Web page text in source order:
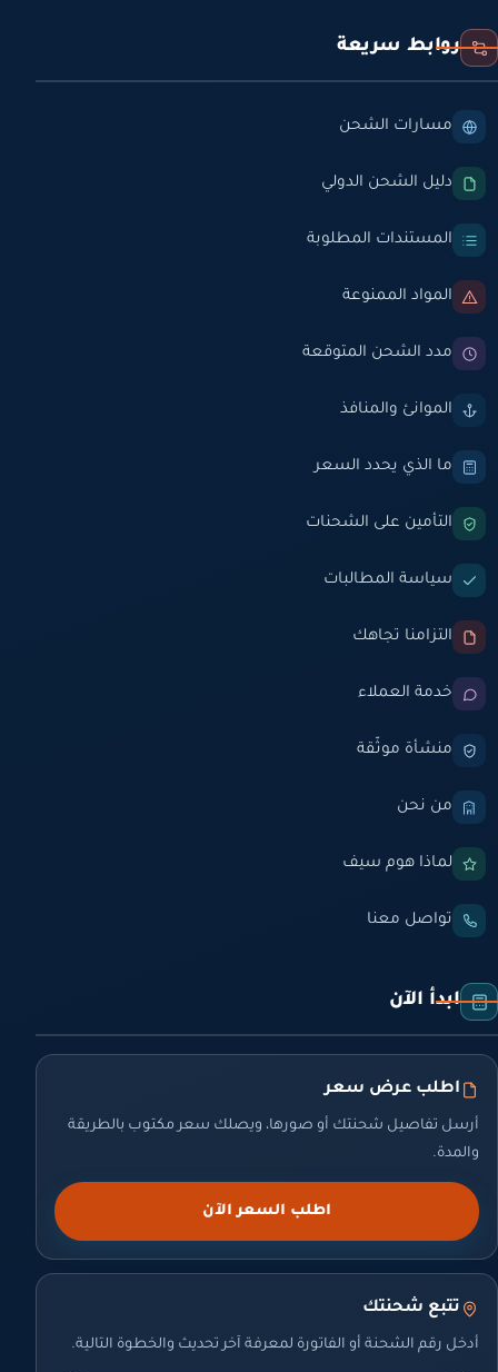
روابط سريعة
مسارات الشحن
دليل الشحن الدولي
المستندات المطلوبة
المواد الممنوعة
مدد الشحن المتوقعة
الموانئ والمنافذ
ما الذي يحدد السعر
التأمين على الشحنات
سياسة المطالبات
التزامنا تجاهك
خدمة العملاء
منشأة موثّقة
من نحن
لماذا هوم سيف
تواصل معنا
ابدأ الآن
اطلب عرض سعر
أرسل تفاصيل شحنتك أو صورها، ويصلك سعر مكتوب بالطريقة
والمدة.
اطلب السعر الآن
تتبع شحنتك
أدخل رقم الشحنة أو الفاتورة لمعرفة آخر تحديث والخطوة التالية.